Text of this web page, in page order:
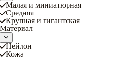
Малая и миниатюрная
Средняя
Крупная и гигантская
Материал
Нейлон
Кожа